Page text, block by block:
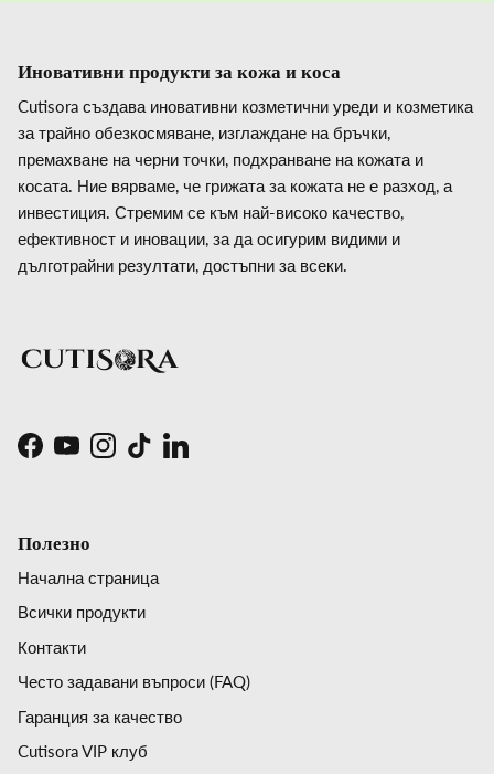
Иновативни продукти за кожа и коса
Cutisora създава иновативни козметични уреди и козметика
за трайно обезкосмяване, изглаждане на бръчки,
премахване на черни точки, подхранване на кожата и
косата. Ние вярваме, че грижата за кожата не е разход, а
инвестиция. Стремим се към най-високо качество,
ефективност и иновации, за да осигурим видими и
дълготрайни резултати, достъпни за всеки.
Facebook
YouTubeInstagram
TikTokLinkedIn
Полезно
Начална страница
Всички продукти
Контакти
Често задавани въпроси (FAQ)
Гаранция за качество
Cutisora VIP клуб